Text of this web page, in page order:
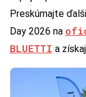
Preskúmajte
Day 2026 na
BLUETTI a